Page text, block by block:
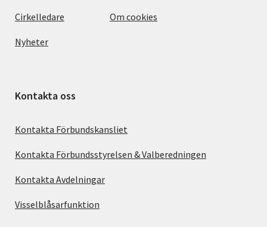
Cirkelledare
Nyheter
Om cookies
Kontakta oss
Kontakta Förbundskansliet
Kontakta Förbundsstyrelsen & Valberedningen
Kontakta Avdelningar
Visselblåsarfunktion